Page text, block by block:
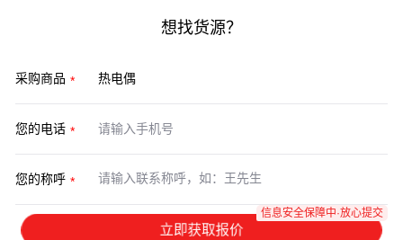
想找货源？
采购商品
您的电话
您的称呼
立即获取报价
信息安全保障中·放心提交